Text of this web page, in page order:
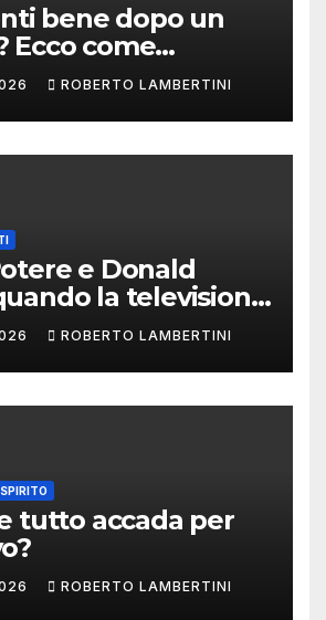
bene dopo un
Ecco come
una sospetta
ROBERTO LAMBERTINI
e Donald
la televisione
raccontare il
a
ROBERTO LAMBERTINI
tutto accada per
ROBERTO LAMBERTINI